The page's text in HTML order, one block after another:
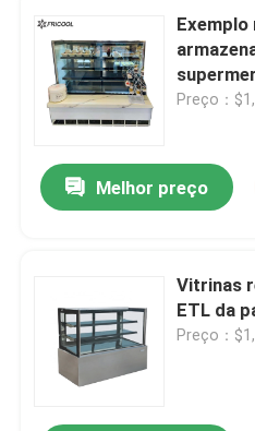
R134a
Preço：
Melhor preço
Vitrinas
ETL da
Preço：